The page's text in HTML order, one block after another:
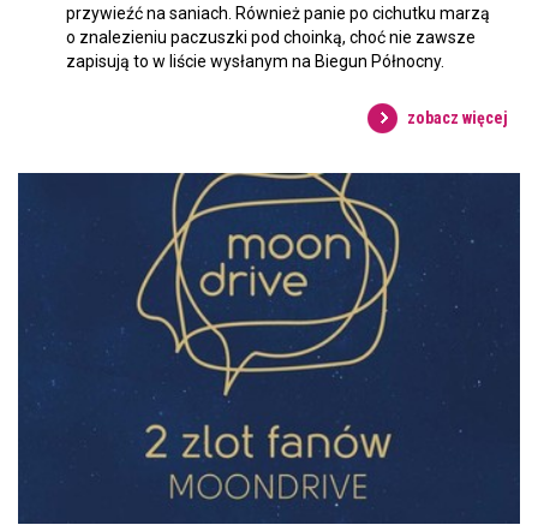
przywieźć na saniach. Również panie po cichutku marzą
o znalezieniu paczuszki pod choinką, choć nie zawsze
zapisują to w liście wysłanym na Biegun Północny.
zobacz więcej